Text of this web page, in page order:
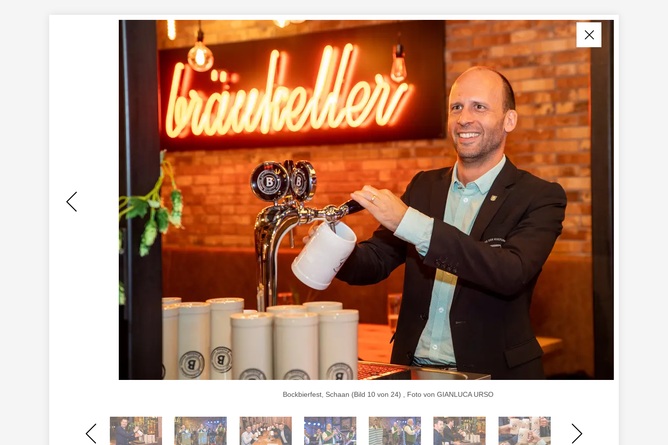
Bockbierfest, Schaan (Bild 10 von 24) , Foto von GIANLUCA URSO